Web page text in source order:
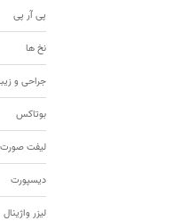
پی آر پی
نخ ها
جراحی و
بوتاکس
لیفت صورت
دیسپورت
لیزر واژینال